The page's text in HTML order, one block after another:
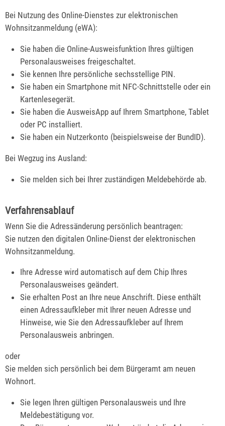
Bei Nutzung des Online-Dienstes zur elektronischen
Wohnsitzanmeldung (eWA):
Sie haben die Online-Ausweisfunktion Ihres gültigen
Personalausweises freigeschaltet.
Sie kennen Ihre persönliche sechsstellige PIN.
Sie haben ein Smartphone mit NFC-Schnittstelle oder ein
Kartenlesegerät.
Sie haben die AusweisApp auf Ihrem Smartphone, Tablet
oder PC installiert.
Sie haben ein Nutzerkonto (beispielsweise der BundID).
Bei Wegzug ins Ausland:
Sie melden sich bei Ihrer zuständigen Meldebehörde ab.
Verfahrensablauf
Wenn Sie die Adressänderung persönlich beantragen:
Sie nutzen den digitalen Online-Dienst der elektronischen
Wohnsitzanmeldung.
Ihre Adresse wird automatisch auf dem Chip Ihres
Personalausweises geändert.
Sie erhalten Post an Ihre neue Anschrift. Diese enthält
einen Adressaufkleber mit Ihrer neuen Adresse und
Hinweise, wie Sie den Adressaufkleber auf Ihrem
Personalausweis anbringen.
oder
Sie melden sich persönlich bei dem Bürgeramt am neuen
Wohnort.
Sie legen Ihren gültigen Personalausweis und Ihre
Meldebestätigung vor.